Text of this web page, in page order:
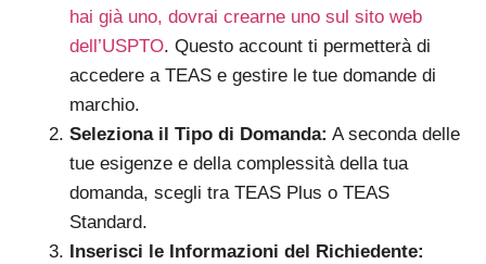
hai già uno, dovrai crearne uno sul sito web
dell’USPTO. Questo account ti permetterà di
accedere a TEAS e gestire le tue domande di
marchio.
Seleziona il Tipo di Domanda: A seconda delle
tue esigenze e della complessità della tua
domanda, scegli tra TEAS Plus o TEAS
Standard.
Inserisci le Informazioni del Richiedente: